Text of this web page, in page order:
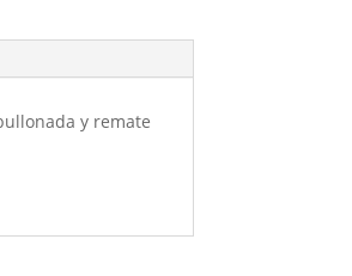
y remate